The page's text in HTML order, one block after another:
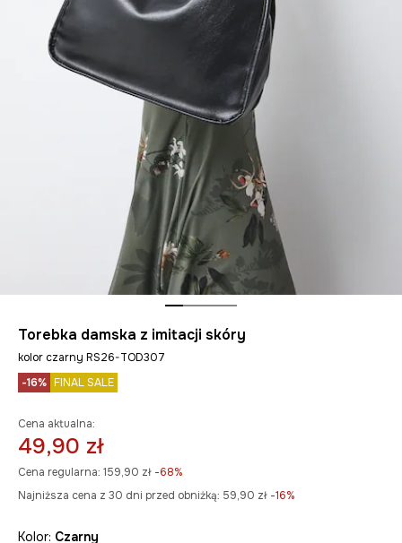
Torebka damska z imitacji skóry
kolor czarny RS26-TOD307
-16% FINAL SALE
Cena aktualna:
49,90 zł
Cena regularna: 159,90 zł -68%
Najniższa cena z 30 dni przed obniżką: 59,90 zł -16%
Kolor: czarny